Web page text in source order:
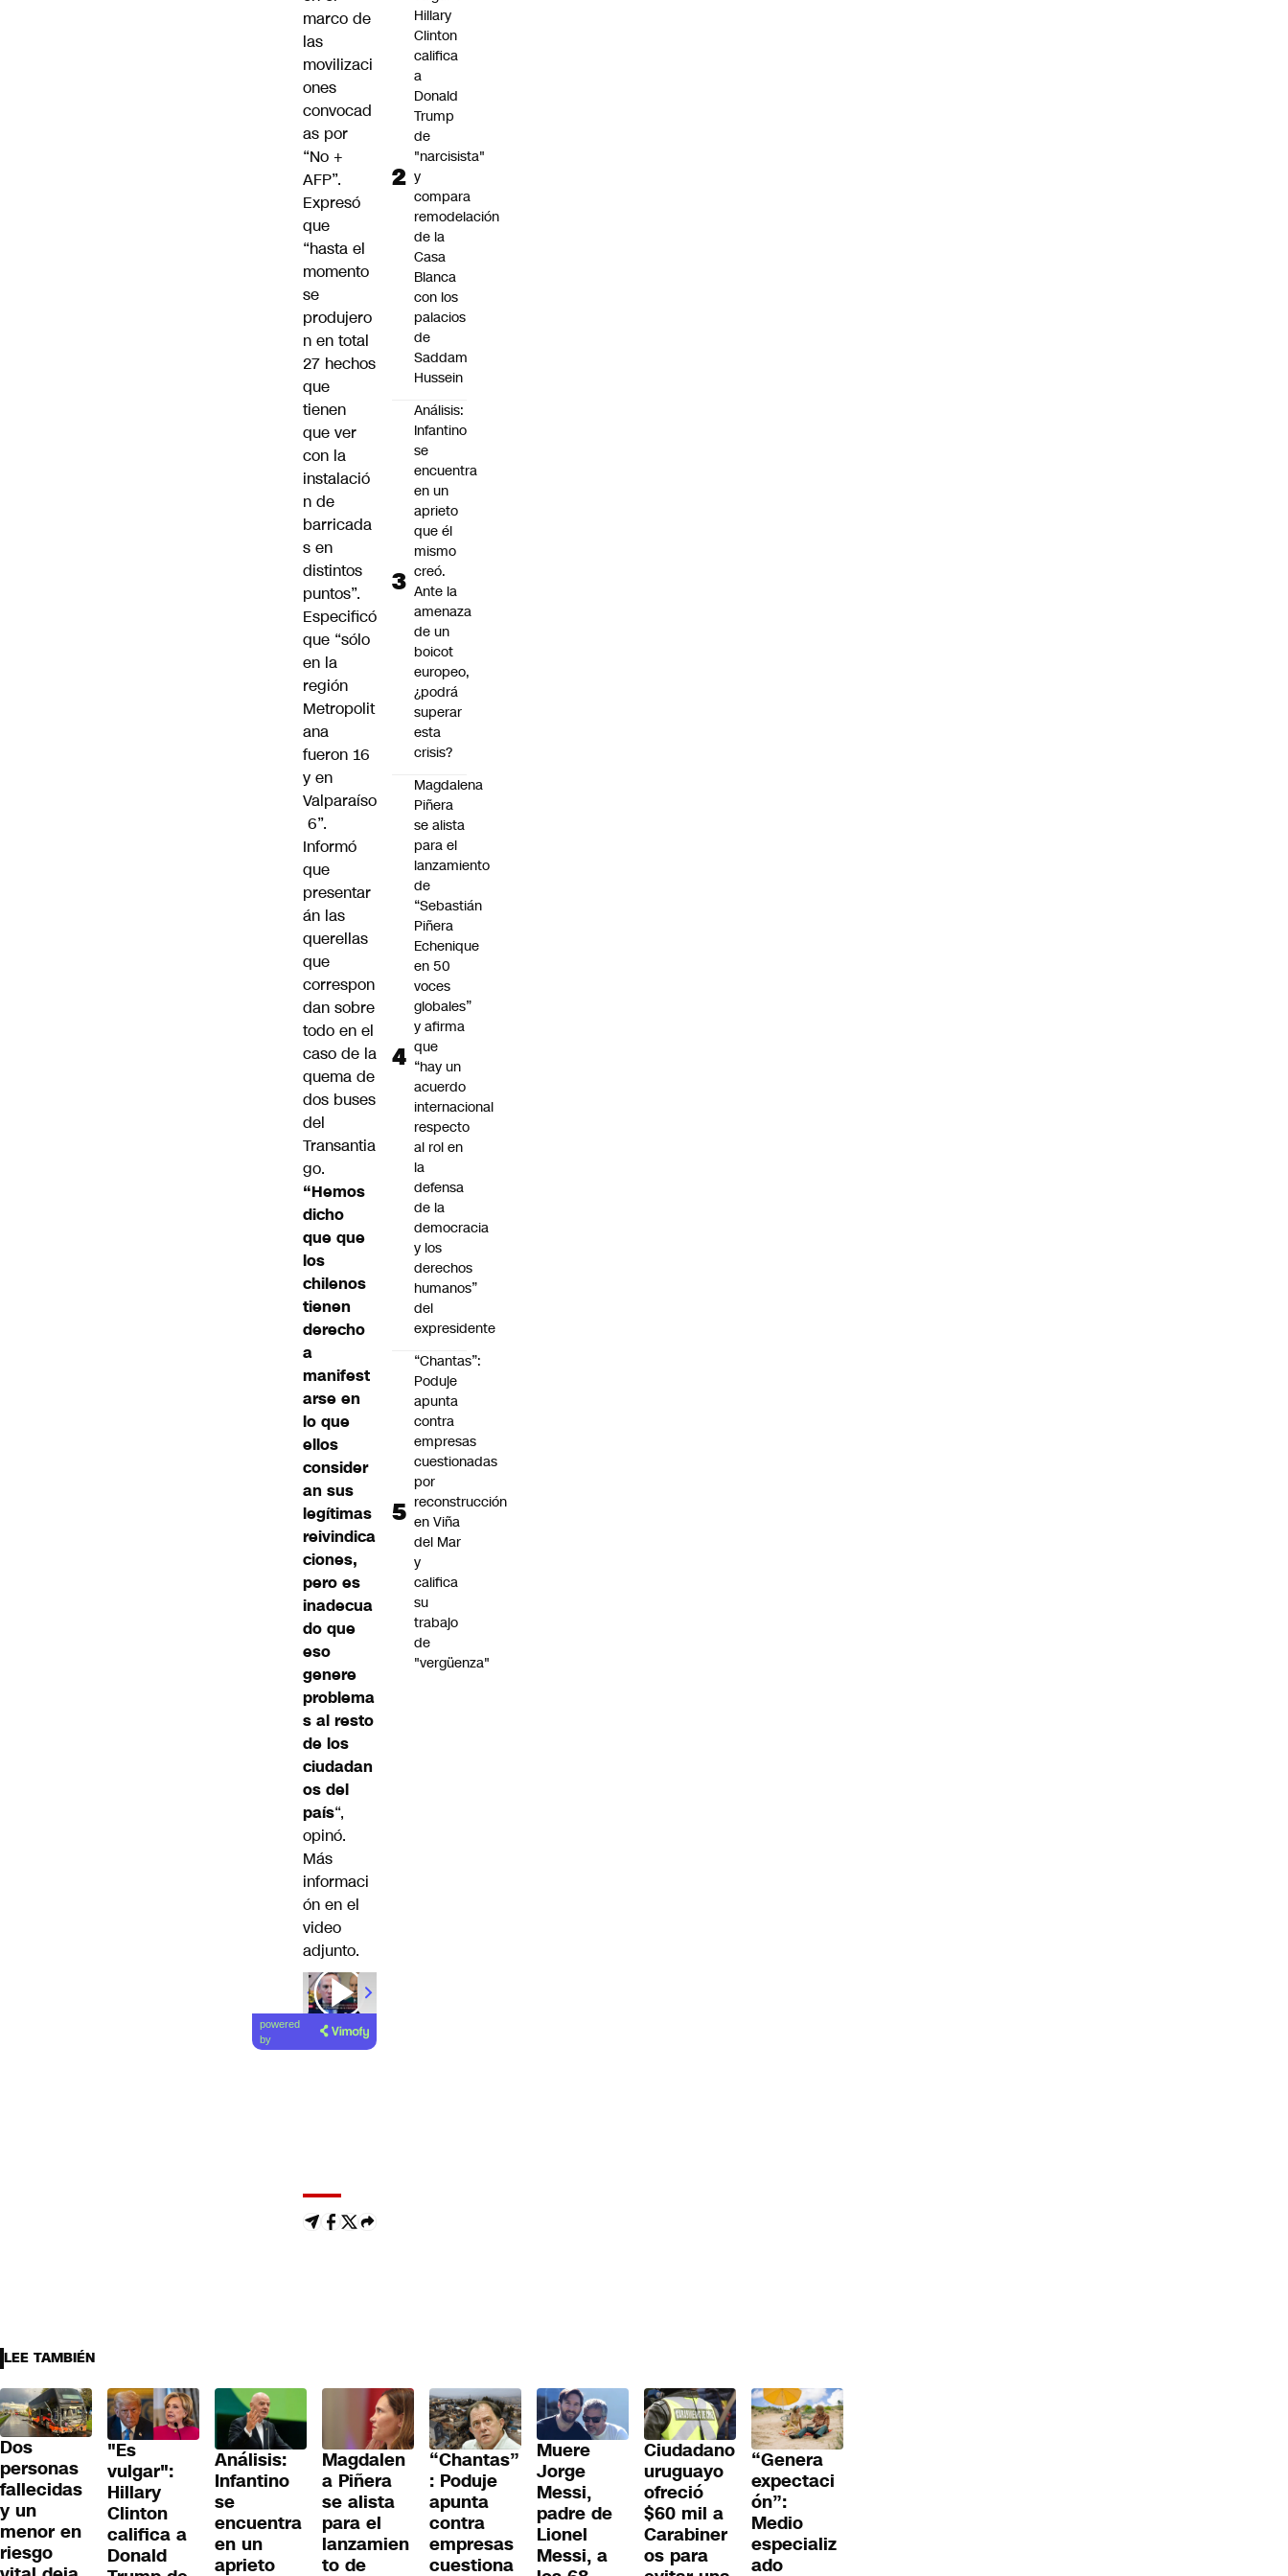
marco de
las
movilizaci
ones
convocad
as por
“No +
AFP”.
Expresó
que
“hasta el
momento
se
produjero
n en total
27 hechos
que
tienen
que ver
con la
instalació
n de
barricada
s en
distintos
puntos”.
Especificó
que “sólo
en la
región
Metropolit
ana
fueron 16
y en
Valparaíso
6”.
Informó
que
presentar
án las
querellas
que
correspon
dan sobre
todo en el
caso de la
quema de
dos buses
del
Transantia
go.
“Hemos
dicho
que que
los
chilenos
tienen
derecho
a
manifest
arse en
lo que
ellos
consider
an sus
legítimas
reivindica
ciones,
pero es
inadecua
do que
eso
genere
problema
s al resto
de los
ciudadan
os del
país“,
opinó.
Más
informaci
ón en el
video
adjunto.
powered
by
Hillary
Clinton
califica
a
Donald
Trump
de
"narcisista"
y
compara
remodelación
de la
Casa
Blanca
con los
palacios
de
Saddam
Hussein
Análisis:
Infantino
se
encuentra
en un
aprieto
que él
mismo
creó.
Ante la
amenaza
de un
boicot
europeo,
¿podrá
superar
esta
crisis?
Magdalena
Piñera
se alista
para el
lanzamiento
de
“Sebastián
Piñera
Echenique
en 50
voces
globales”
y afirma
que
“hay un
acuerdo
internacional
respecto
al rol en
la
defensa
de la
democracia
y los
derechos
humanos”
del
expresidente
“Chantas”:
Poduje
apunta
contra
empresas
cuestionadas
por
reconstrucción
en Viña
del Mar
y
califica
su
trabajo
de
"vergüenza"
LEE TAMBIÉN
Dos
personas
fallecidas
y un
menor en
riesgo
"Es
vulgar":
Hillary
Clinton
califica a
Donald
Análisis:
Infantino
se
encuentra
en un
aprieto
Magdalen
a Piñera
se alista
para el
lanzamien
to de
“Chantas”
: Poduje
apunta
contra
empresas
cuestiona
Muere
Jorge
Messi,
padre de
Lionel
Messi, a
Ciudadano
uruguayo
ofreció
$60 mil a
Carabiner
os para
“Genera
expectaci
ón”:
Medio
especializ
ado